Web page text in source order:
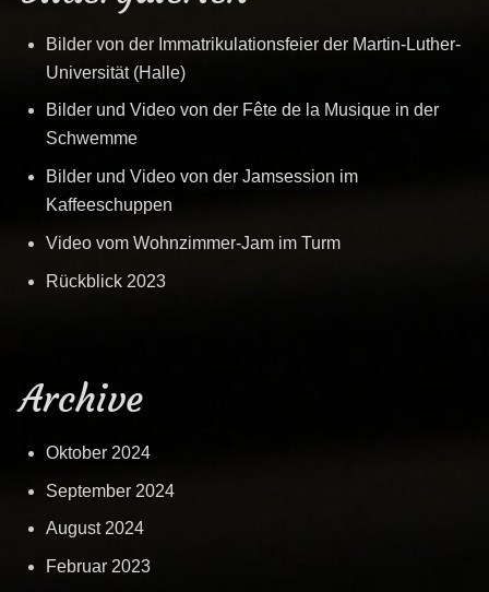
Bilder von der Immatrikulationsfeier der Martin-Luther-
Universität (Halle)
Bilder und Video von der Fête de la Musique in der
Schwemme
Bilder und Video von der Jamsession im
Kaffeeschuppen
Video vom Wohnzimmer-Jam im Turm
Rückblick 2023
Archive
Oktober 2024
September 2024
August 2024
Februar 2023